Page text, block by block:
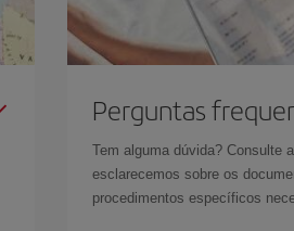
Perguntas
Tem alguma dúvida? Consulte
esclarecemos sobre os
procedimentos específicos